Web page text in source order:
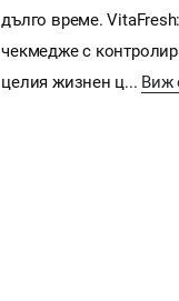
дълго време.
чекмедже с
целия жизнен ц... Виж